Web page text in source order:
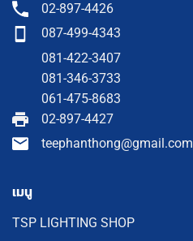
02-897-4426
087-499-4343
081-422-3407
081-346-3733
061-475-8683
02-897-4427
teephanthong@gmail.com
เมนู
TSP LIGHTING SHOP